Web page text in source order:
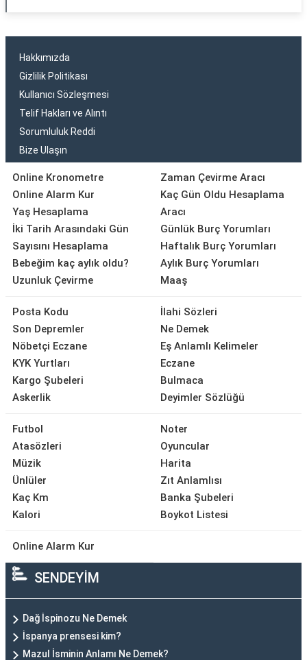
Hakkımızda
Gizlilik Politikası
Kullanıcı Sözleşmesi
Telif Hakları ve Alıntı
Sorumluluk Reddi
Bize Ulaşın
Online Kronometre
Online Alarm Kur
Yaş Hesaplama
İki Tarih Arasındaki Gün
Sayısını Hesaplama
Bebeğim kaç aylık oldu?
Uzunluk Çevirme
Zaman Çevirme Aracı
Kaç Gün Oldu Hesaplama
Aracı
Günlük Burç Yorumları
Haftalık Burç Yorumları
Aylık Burç Yorumları
Maaş
Posta Kodu
Son Depremler
Nöbetçi Eczane
KYK Yurtları
Kargo Şubeleri
Askerlik
İlahi Sözleri
Ne Demek
Eş Anlamlı Kelimeler
Eczane
Bulmaca
Deyimler Sözlüğü
Futbol
Atasözleri
Müzik
Ünlüler
Kaç Km
Kalori
Noter
Oyuncular
Harita
Zıt Anlamlısı
Banka Şubeleri
Boykot Listesi
Online Alarm Kur
SENDEYİM
Dağ İspinozu Ne Demek
İspanya prensesi kim?
Mazul İsminin Anlamı Ne Demek?